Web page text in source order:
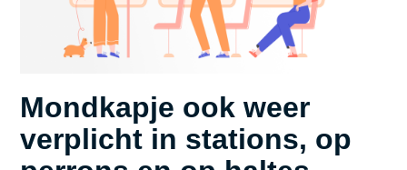
Mondkapje ook weer
verplicht in stations, op